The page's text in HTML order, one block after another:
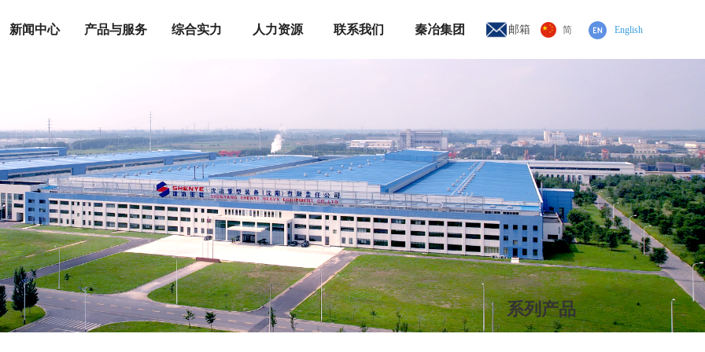
简
新闻中心 产品与服务 综合实力 人力资源 联系我们 秦冶集团 邮箱 English
系列产品